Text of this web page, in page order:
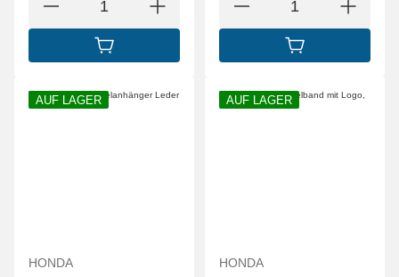
IN DEN WARENKORB IN DEN
AUF LAGER
HONDA
AUF LAGER
HONDA